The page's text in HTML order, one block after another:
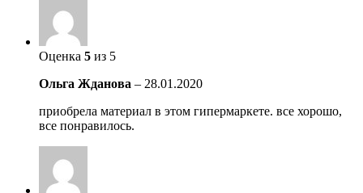
Оценка 5 из 5
Ольга Жданова – 28.01.2020
приобрела материал в этом гипермаркете. все хорошо,
все понравилось.